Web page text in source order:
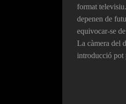
format
depenen de
equivocar-se
La càmera del
introducció pot